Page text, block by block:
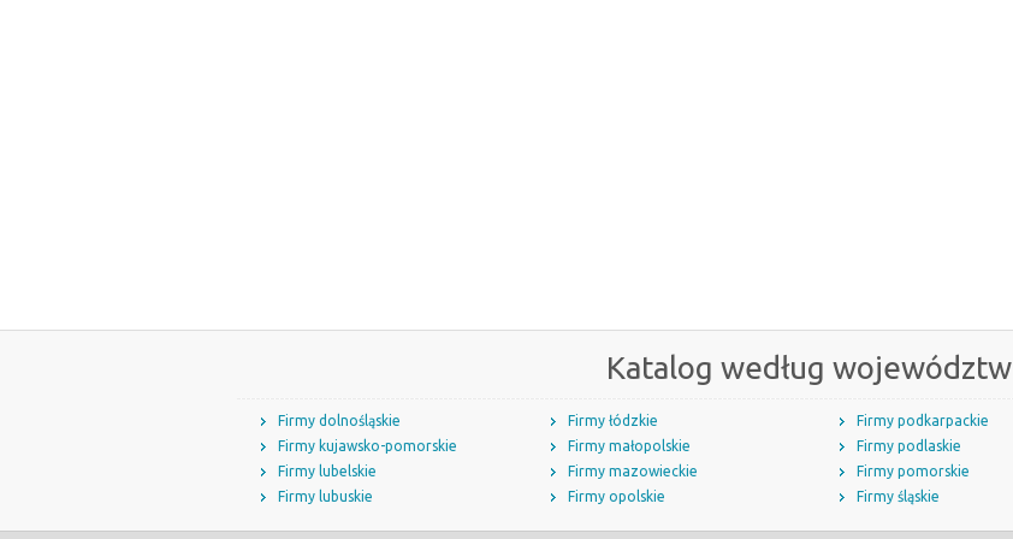
Katalog według województw
Firmy dolnośląskie
Firmy kujawsko-pomorskie
Firmy lubelskie
Firmy lubuskie
Firmy łódzkie
Firmy małopolskie
Firmy mazowieckie
Firmy opolskie
Firmy podkarpackie
Firmy podlaskie
Firmy pomorskie
Firmy śląskie